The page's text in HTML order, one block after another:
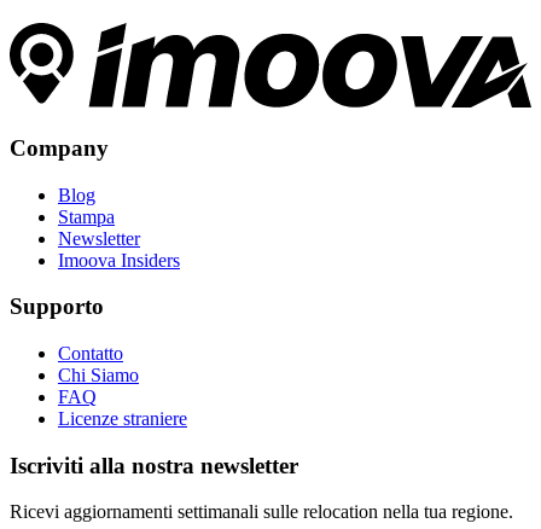
Company
Blog
Stampa
Newsletter
Imoova Insiders
Supporto
Contatto
Chi Siamo
FAQ
Licenze straniere
Iscriviti alla nostra newsletter
Ricevi aggiornamenti settimanali sulle relocation nella tua regione.